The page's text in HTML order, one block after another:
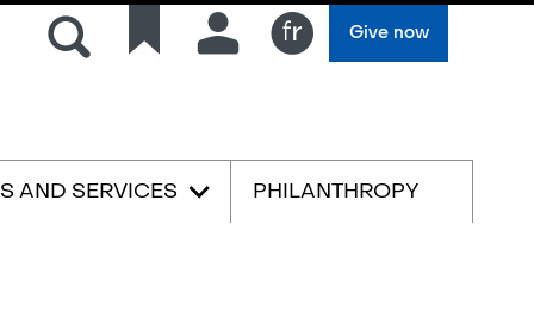
Search Quick Connection Give now
AND SERVICES PHILANTHROPY